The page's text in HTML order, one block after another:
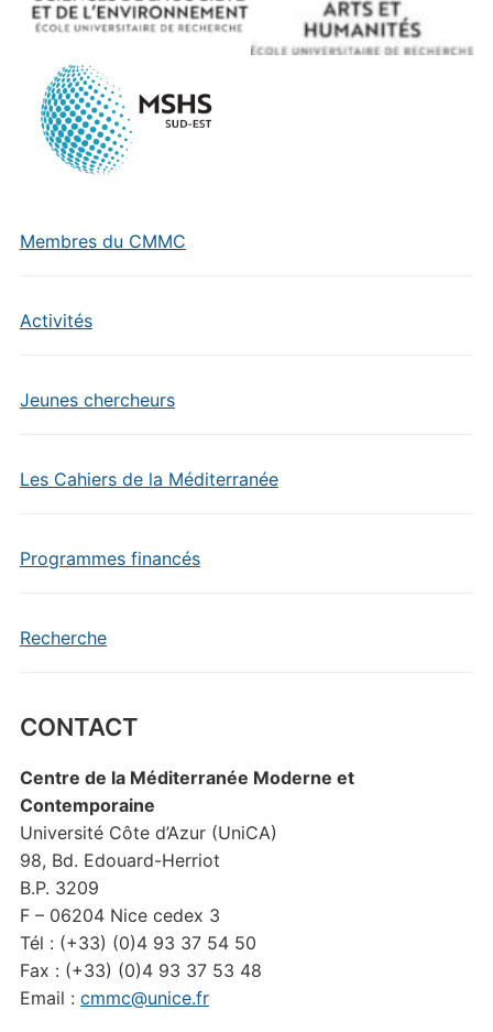
Membres du CMMC
Activités
Jeunes chercheurs
Les Cahiers de la Méditerranée
Programmes financés
Recherche
CONTACT
Centre de la Méditerranée Moderne et
Contemporaine
Université Côte d’Azur (UniCA)
98, Bd. Edouard-Herriot
B.P. 3209
F – 06204 Nice cedex 3
Tél : (+33) (0)4 93 37 54 50
Fax : (+33) (0)4 93 37 53 48
Email : cmmc@unice.fr